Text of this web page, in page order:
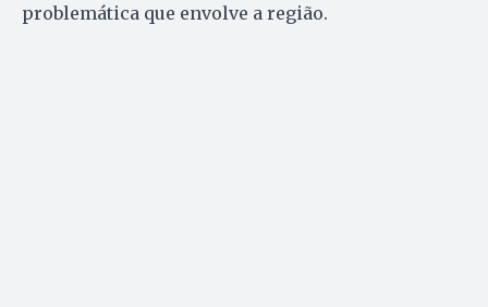
problemática que envolve a região.